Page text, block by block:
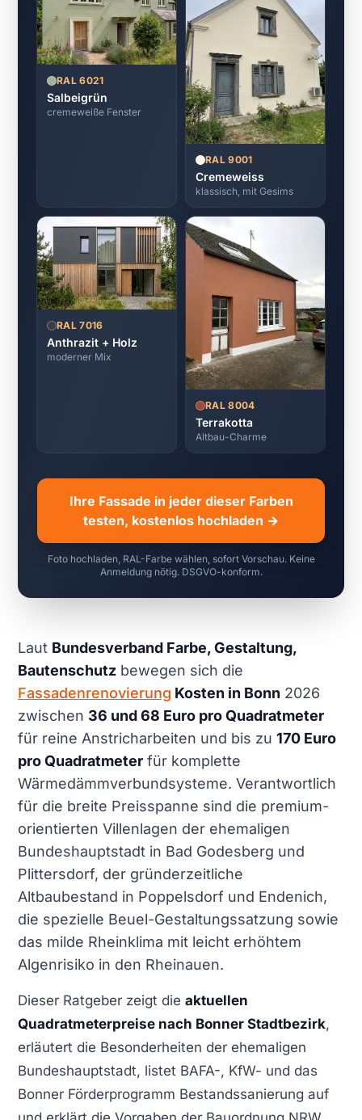
RAL 6021
Salbeigrün
cremeweiße Fenster
RAL 9001
Cremeweiss
klassisch, mit Gesims
RAL 7016
Anthrazit + Holz
moderner Mix
RAL 8004
Terrakotta
Altbau-Charme
Ihre Fassade in jeder dieser Farben
testen, kostenlos hochladen →
Foto hochladen, RAL-Farbe wählen, sofort Vorschau. Keine
Anmeldung nötig. DSGVO-konform.
Laut Bundesverband Farbe, Gestaltung,
Bautenschutz bewegen sich die
Fassadenrenovierung Kosten in Bonn 2026
zwischen 36 und 68 Euro pro Quadratmeter
für reine Anstricharbeiten und bis zu 170 Euro
pro Quadratmeter für komplette
Wärmedämmverbundsysteme. Verantwortlich
für die breite Preisspanne sind die premium-
orientierten Villenlagen der ehemaligen
Bundeshauptstadt in Bad Godesberg und
Plittersdorf, der gründerzeitliche
Altbaubestand in Poppelsdorf und Endenich,
die spezielle Beuel-Gestaltungssatzung sowie
das milde Rheinklima mit leicht erhöhtem
Algenrisiko in den Rheinauen.
Dieser Ratgeber zeigt die aktuellen
Quadratmeterpreise nach Bonner Stadtbezirk,
erläutert die Besonderheiten der ehemaligen
Bundeshauptstadt, listet BAFA-, KfW- und das
Bonner Förderprogramm Bestandssanierung auf